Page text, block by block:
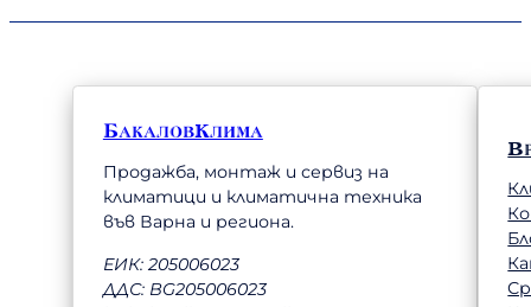
БакаловКлима
Продажба, монтаж и сервиз на
климатици и климатична техника
във Варна и региона.
ЕИК: 205006023
ДДС: BG205006023